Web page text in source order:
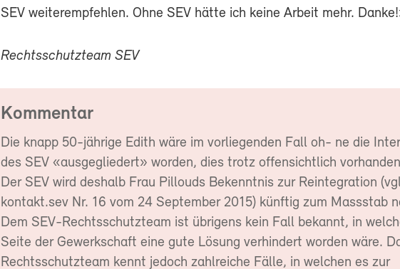
SEV weiterempfehlen. Ohne SEV hätte ich keine Arbeit mehr.
Rechtsschutzteam SEV
Kommentar
Die knapp 50-jährige Edith wäre im vorliegenden Fall oh- ne die
des SEV «ausgegliedert» worden, dies trotz offensichtlich
Der SEV wird deshalb Frau Pillouds Bekenntnis zur Reintegration
kontakt.sev Nr. 16 vom 24 September 2015) künftig zum Massstab
Dem SEV-Rechtsschutzteam ist übrigens kein Fall bekannt, in
Seite der Gewerkschaft eine gute Lösung verhindert worden wäre.
Rechtsschutzteam kennt jedoch zahlreiche Fälle, in welchen es zur